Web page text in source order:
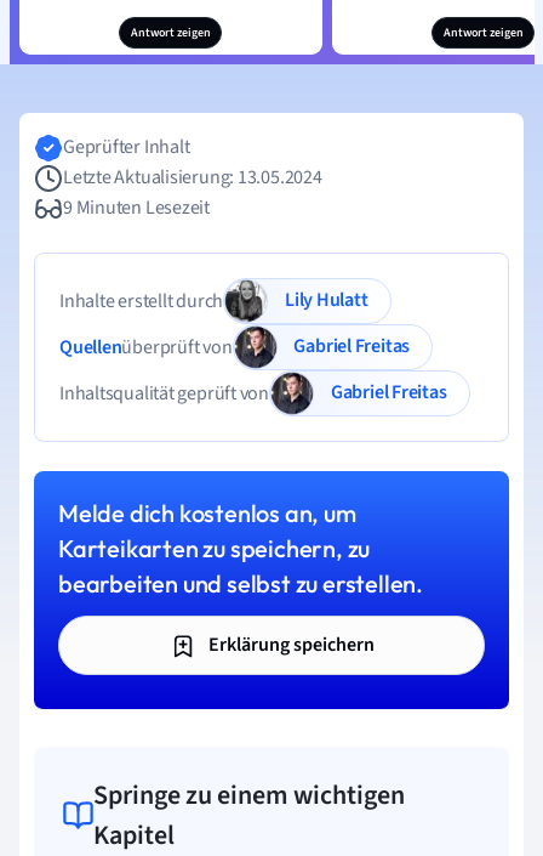
Antwort zeigen Antwort zeigen
Geprüfter Inhalt
Letzte Aktualisierung: 13.05.2024
9 Minuten Lesezeit
Inhalte erstellt durch
Lily Hulatt
Quellenüberprüft von
Gabriel Freitas
Inhaltsqualität geprüft von
Gabriel Freitas
Melde dich kostenlos an, um
Karteikarten zu speichern, zu
bearbeiten und selbst zu erstellen.
Erklärung speichern
Springe zu einem wichtigen
Kapitel